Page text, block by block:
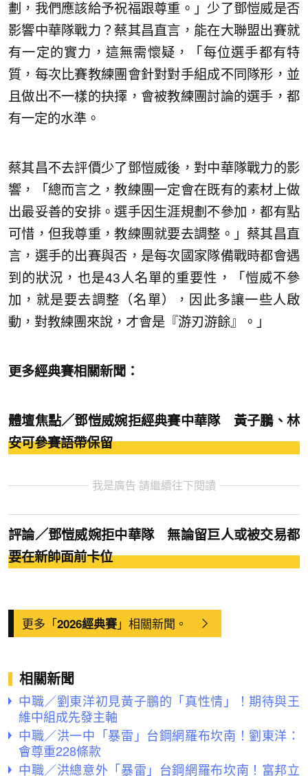
劃，我們應該給予祝福跟尊重。」少了鄧愷威是否
影響中華隊戰力？蔡其昌直言，能在大聯盟出賽就
有一定的實力，這無需懷疑，「每位選手都有特
質，每次比賽教練團會針對對手組成不同隊形，並
且做出不一樣的抉擇，會被教練團討論的選手，都
有一定的水準。
蔡其昌不去評價少了鄧愷威後，對中華隊戰力的影
響，「總而言之，教練團一定會在既有的素材上做
出最妥善的安排。選手因生涯規劃不參加，都有點
可惜，但我尊重，教練團就要去調整。」蔡其昌直
言，選手的出賽與否，是每次國家隊備戰時都會遇
到的狀況，也是43人名單的重要性，「愷威不參
加，就是要去調整（名單），因此多讓一些人啟
動，對教練團來說，才會是『游刃游餘』。」
更多經典賽相關新聞：
體壇焦點／鄧愷威婉拒經典賽中華隊 黃子鵬、林
安可參賽語帶保留
我是廣告 請繼續往下閱讀
評論／鄧愷威婉拒中華隊 無論留巨人或被交易都
要在新帥面前卡位
更多「2026經典賽」相關新聞。
相關新聞
中職／劉東洋初見黃子鵬的「真性情」！期待與王
維中組成先發主軸
中職／洪一中「暴雷」台鋼網羅布坎南！劉東洋：
會尊重228條款
中職／洪總意外「暴雷」台鋼網羅布坎南！富邦立